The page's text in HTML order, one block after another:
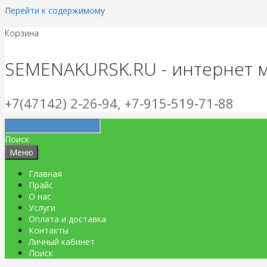
Перейти к содержимому
Корзина
SEMENAKURSK.RU - интернет
+7(47142) 2‑26‑94, +7‑915‑519‑71‑88
Поиск
Меню
Главная
Прайс
О нас
Услуги
Оплата и доставка
Контакты
Личный кабинет
Поиск